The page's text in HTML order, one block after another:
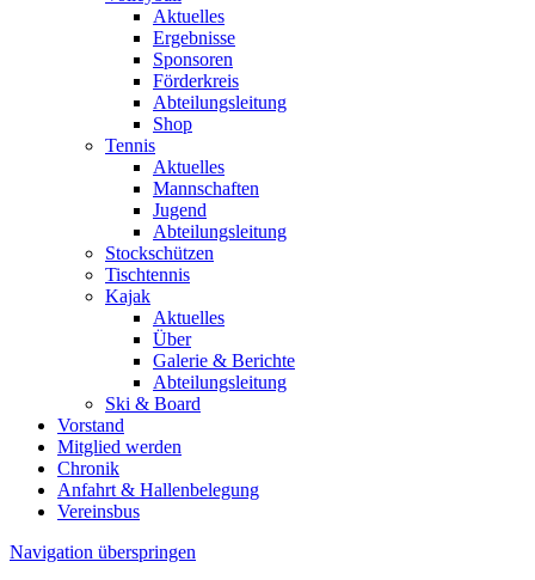
Aktuelles
Ergebnisse
Sponsoren
Förderkreis
Abteilungsleitung
Shop
Tennis
Aktuelles
Mannschaften
Jugend
Abteilungsleitung
Stockschützen
Tischtennis
Kajak
Aktuelles
Über
Galerie & Berichte
Abteilungsleitung
Ski & Board
Vorstand
Mitglied werden
Chronik
Anfahrt & Hallenbelegung
Vereinsbus
Navigation überspringen